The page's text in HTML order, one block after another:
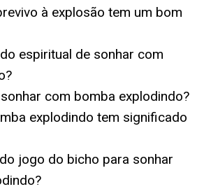
à explosão tem um bom
espiritual de sonhar com
com bomba explodindo?
explodindo tem significado
jogo do bicho para sonhar